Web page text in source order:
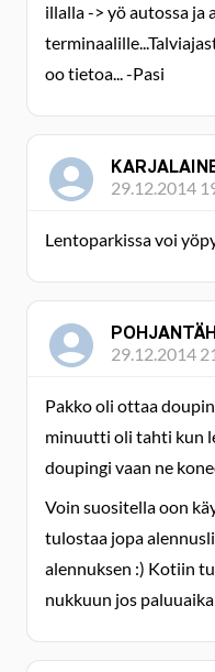
illalla -> yö autossa ja
oo tietoa... -Pasi
29.12.2014
Lentoparkissa voi
29.12.2014
Pakko oli ottaa
minuutti oli tahti kun
doupingi vaan ne
Voin suositella oon
tulostaa jopa
alennuksen :) Kotiin
nukkuun jos